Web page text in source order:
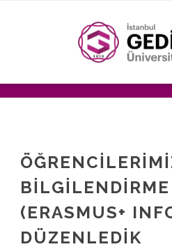
(ERASMUS+
DÜZENLEDİK